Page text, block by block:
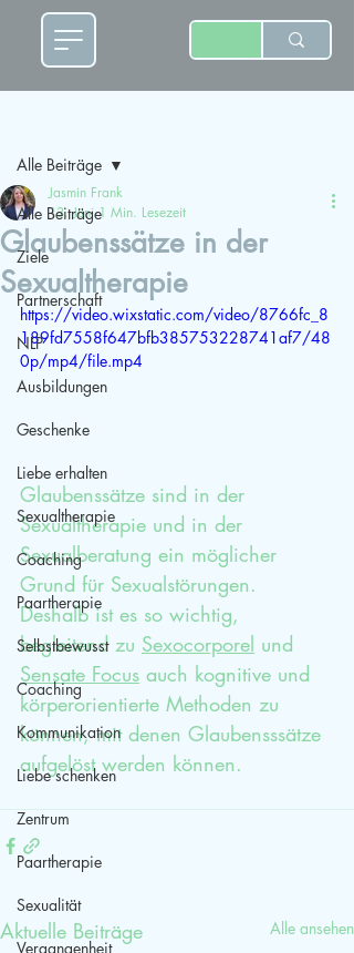
Alle Beiträge
Ziele
Partnerschaft
NLP
Ausbildungen
Geschenke
Liebe erhalten
Sexualtherapie
Coaching
Paartherapie
Selbstbewusst
Coaching
Kommunikation
Liebe schenken
Zentrum
Paartherapie
Sexualität
Vergangenheit
Alle Beiträge
Glaubenssätze in der
Sexualtherapie
Jasmin Frank
13. Juni 1 Min. Lesezeit
https://video.wixstatic.com/video/8766fc_8
189fd7558f647bfb385753228741af7/48
0p/mp4/file.mp4
Glaubenssätze sind in der
Sexualtherapie und in der
Sexualberatung ein möglicher
Grund für Sexualstörungen.
Deshalb ist es so wichtig,
begleitend zu Sexocorporel und
Sensate Focus auch kognitive und
körperorientierte Methoden zu
können, mit denen Glaubensssätze
aufgelöst werden können.
Aktuelle Beiträge Alle ansehen